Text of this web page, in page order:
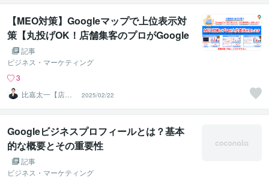
【MEO対策】Googleマップで上位表示対
策【丸投げOK！店舗集客のプロがGoogle
ビジネスプロフィール対策】
記事
ビジネス・マーケティング
3
比嘉太一【店舗
Web集客コンサ
ルタント】
2025/02/22
Googleビジネスプロフィールとは？基本
的な概要とその重要性
記事
ビジネス・マーケティング